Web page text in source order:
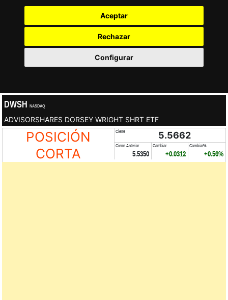
Aceptar
Rechazar
Configurar
DWSH NASDAQ
ADVISORSHARES DORSEY WRIGHT SHRT ETF
POSICIÓN
CORTA
Cierre 5.5662
Cierre Anterior
5.5350
Cambiar
+0.0312
Cambiar%
+0.56%